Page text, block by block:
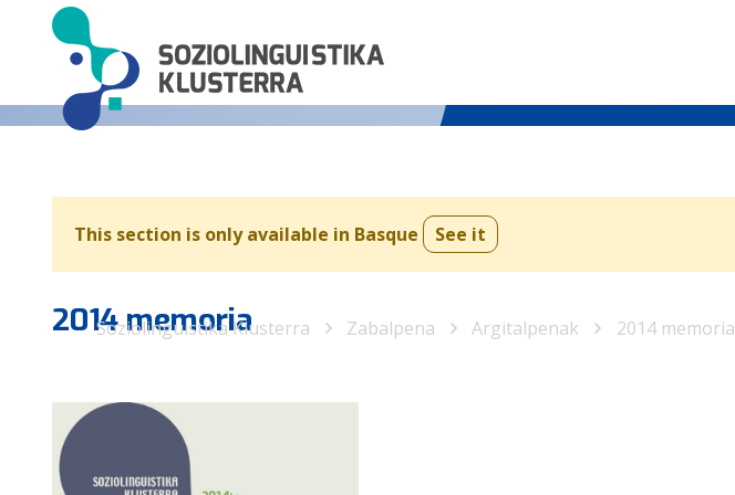
This section is only available in Basque See it
2014 memoria
Soziolinguistika Klusterra Zabalpena Argitalpenak 2014 memoria